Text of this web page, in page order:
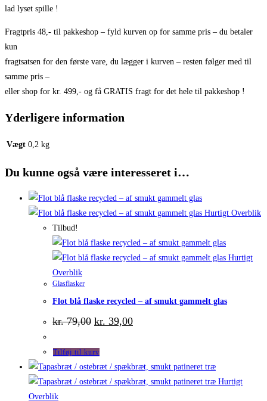
lad lyset spille !
Fragtpris 48,- til pakkeshop – fyld kurven op for samme pris – du betaler
kun
fragtsatsen for den første vare, du lægger i kurven – resten følger med til
samme pris –
eller shop for kr. 499,- og få GRATIS fragt for det hele til pakkeshop !
Yderligere information
Vægt 0,2 kg
Du kunne også være interesseret i…
Hurtigt Overblik
Tilbud!
Hurtigt
Overblik
Glasflasker
Flot blå flaske recycled – af smukt gammelt glas
kr.79,00 Den
oprindelige
var:
kr. 79,00.
kr. 39,00Den
aktuelle
kr. 39,00.
Tilføj til kurv
Hurtigt
Overblik